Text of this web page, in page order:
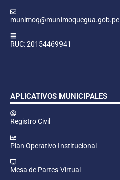
munimoq@munimoquegua.gob.pe
RUC: 20154469941
APLICATIVOS MUNICIPALES
Registro Civil
Plan Operativo Institucional
Mesa de Partes Virtual